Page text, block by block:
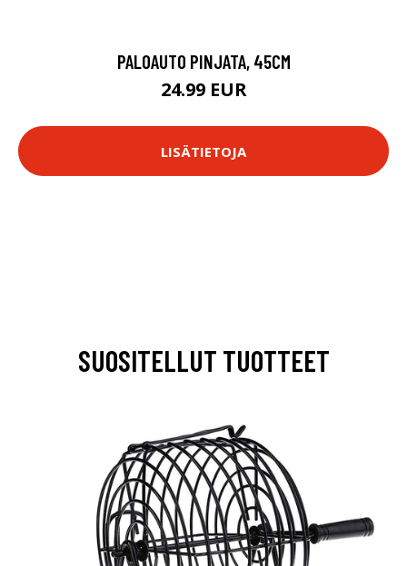
PALOAUTO PINJATA, 45CM
24.99 EUR
LISÄTIETOJA
SUOSITELLUT TUOTTEET